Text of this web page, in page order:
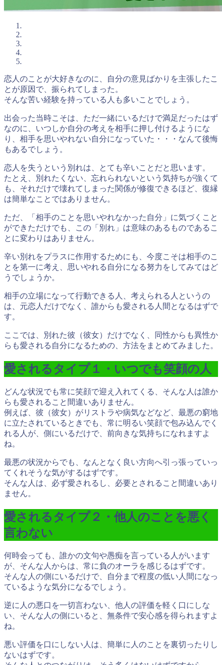
恋人のことが大好きなのに、自分の意見ばかりを主張したこ
とが原因で、振られてしまった。
そんな苦い経験を持っている人も多いことでしょう。
出会った当時こそは、ただ一緒にいるだけで満足だったはず
なのに、いつしか自分の考えを相手に押し付けるようにな
り、相手を思いやれない自分になっていた・・・なんて後悔
もあるでしょう。
恋人を失うという別れは、とても辛いことだと思います。
たとえ、別れたくない、忘れられないという気持ちが強くて
も、それだけで壊れてしまった関係が修復できるほど、復縁
は簡単なことではありません。
ただ、「相手のことを思いやれなかった自分」に気づくこと
ができただけでも、この「別れ」は意味のあるものであるこ
とに変わりはありません。
辛い別れをプラスに作用するためにも、 今度こそは相手のこ
とを第一に考え、思いやれる自分になる努力 をしてみてはど
うでしょうか。
相手の立場になって行動できる人、考えられる人というの
は、元恋人だけでなく、誰からも愛される人間となるはずで
す。
ここでは、別れた彼（彼女）だけでなく、同性からも異性か
らも愛される自分になるための、方法をまとめてみました。
愛されるタイプ１・いつでも笑顔の人
どんな状況でも常に笑顔で迎え入れてくる、そんな人は誰か
らも愛されること間違いありません。
例えば、彼（彼女）がリストラや病気などなど、最悪の窮地
に立たされているときでも、常に明るい笑顔で包み込んでく
れる人が、側にいるだけで、前向きな気持ちになれますよ
ね。
最悪の状況からでも、なんとなく良い方向へ引っ張っていっ
てくれそうな気がするはずです。
そんな人は、 必ず愛されるし、必要とされる こと間違いあり
ません。
愛されるタイプ２・他人のことを悪く
言わない
何時会っても、誰かの文句や愚痴を言っている人がいます
が、そんな人からは、常に負のオーラを感じるはずです。
そんな人の側にいるだけで、自分まで程度の低い人間になっ
ているような気分になるでしょう。
逆に人の悪口を一切言わない、他人の評価を軽く口にしな
い、そんな人の側にいると、 無条件で安心感を得られますよ
ね。
悪い評価を口にしない人は、簡単に人のことを裏切ったりし
ないはずです。